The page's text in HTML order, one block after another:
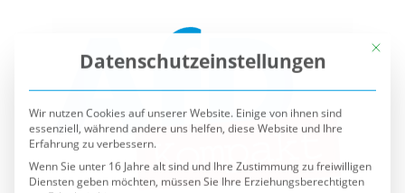
Wir nutzen Cookies auf unserer Website. Einige von ihnen sind
essenziell, während andere uns helfen, diese Website und Ihre
Erfahrung zu verbessern.
Wenn Sie unter 16 Jahre alt sind und Ihre Zustimmung zu freiwilligen
Diensten geben möchten, müssen Sie Ihre Erziehungsberechtigten
um Erlaubnis bitten.